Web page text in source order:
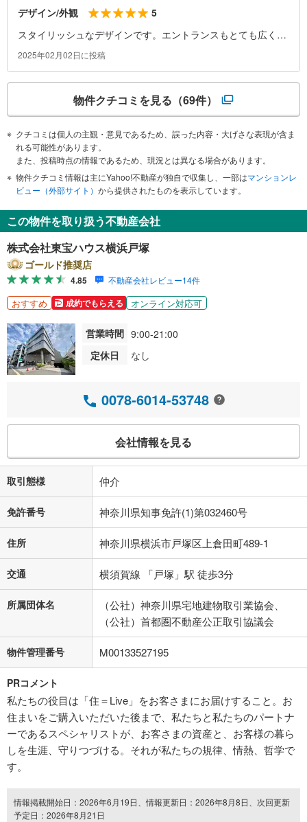
デザイン/外観
5
スタイリッシュなデザインです。エントランスもとても広くて
明るく、仕事終わりでも気分が良くなります。
2025年02月02日に投稿
物件クチコミを見る （69件）
クチコミは個人の主観・意見であるため、誤った内容・大げさな表現が含ま
れる可能性があります。
また、投稿時点の情報であるため、現況とは異なる場合があります。
物件クチコミ情報は主にYahoo!不動産が独自で収集し、一部はマンションレ
ビュー（外部サイト） から提供されたものを表示しています。
この物件を取り扱う不動産会社
株式会社東宝ハウス横浜戸塚
ゴールド推奨店
4.85 不動産会社レビュー14件
おすすめ 成約でもらえる オンライン対応可
営業時間 9:00-21:00
定休日
なし
0078-6014-53748
会社情報を見る
取引態様 仲介
免許番号 神奈川県知事免許(1)第032460号
住所 神奈川県横浜市戸塚区上倉田町489-1
交通 横須賀線 「戸塚」駅 徒歩3分
所属団体名
（公社）神奈川県宅地建物取引業協会、
（公社）首都圏不動産公正取引協議会
物件管理番号 M00133527195
PRコメント
私たちの役目は「住＝Live」をお客さまにお届けすること。お
住まいをご購入いただいた後まで、私たちと私たちのパートナ
ーであるスペシャリストが、お客さまの資産と、お客様の暮ら
しを生涯、守りつづける。それが私たちの規律、情熱、哲学で
す。
情報掲載開始日：2026年6月19日、情報更新日：2026年8月8日、次回更新
予定日：2026年8月21日